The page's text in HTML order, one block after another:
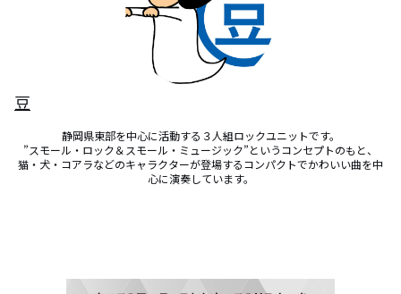
豆
静岡県東部を中心に活動する３人組ロックユニットです。
”スモール・ロック＆スモール・ミュージック”というコンセプトのもと、
猫・犬・コアラなどのキャラクターが登場するコンパクトでかわいい曲を中
心に演奏しています。